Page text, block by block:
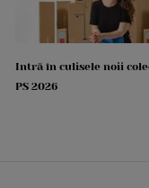
Intră în culisele noii
PS 2026